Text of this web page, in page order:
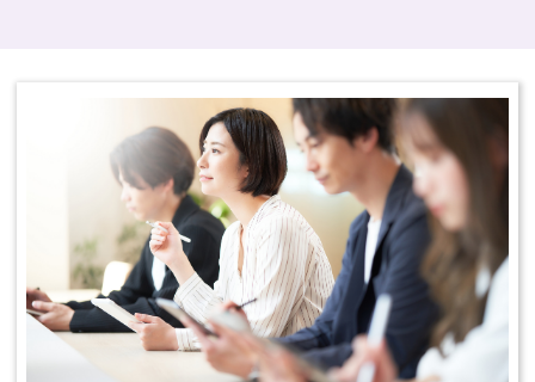
學會照顧自己的情緒與壓力，才能
在教學現場真正實踐SEL的精神。
本文先介紹SEL的核心理念，並分
享研究團隊發展的「BEST ME師
資培育方案」，如何融合正向心
理、正念與文化適切的設計，幫助